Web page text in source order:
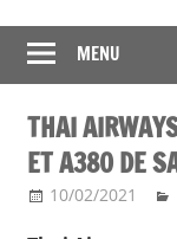
MENU
THAI
ET A380 DE
10/02/2021